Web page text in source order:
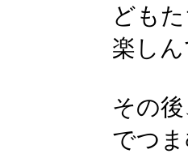
ども
楽しん
その
でつ